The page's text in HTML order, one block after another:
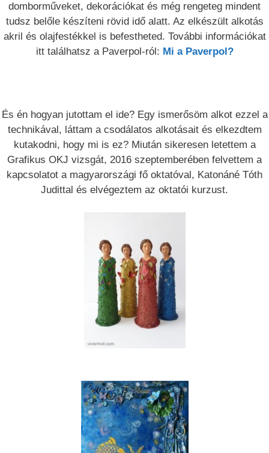
domborműveket, dekorációkat és még rengeteg mindent
tudsz belőle készíteni rövid idő alatt. Az elkészült alkotás
akril és olajfestékkel is befestheted. További információkat
itt találhatsz a Paverpol-ról: Mi a Paverpol?
És én hogyan jutottam el ide? Egy ismerősöm alkot ezzel a
technikával, láttam a csodálatos alkotásait és elkezdtem
kutakodni, hogy mi is ez? Miután sikeresen letettem a
Grafikus OKJ vizsgát, 2016 szeptemberében felvettem a
kapcsolatot a magyarországi fő oktatóval, Katonáné Tóth
Judittal és elvégeztem az oktatói kurzust.